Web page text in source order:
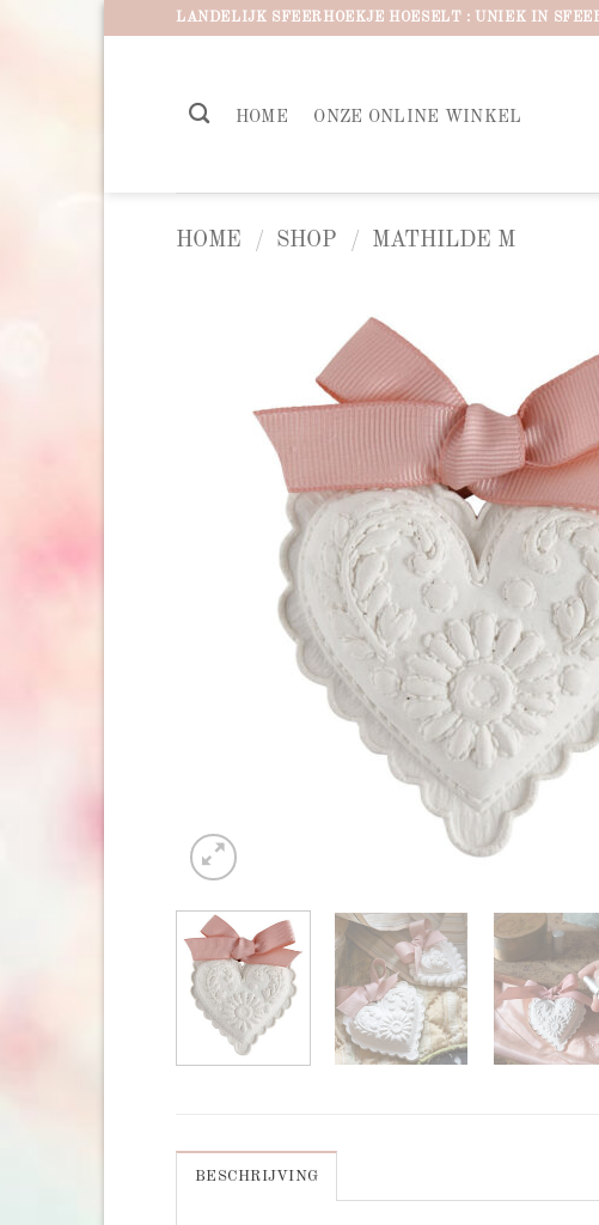
LANDELIJK SFEERHOEKJE HOESELT : UNIEK IN
HOME ONZE ONLINE WINKEL
HOME / SHOP / MATHILDE M
BESCHRIJVING